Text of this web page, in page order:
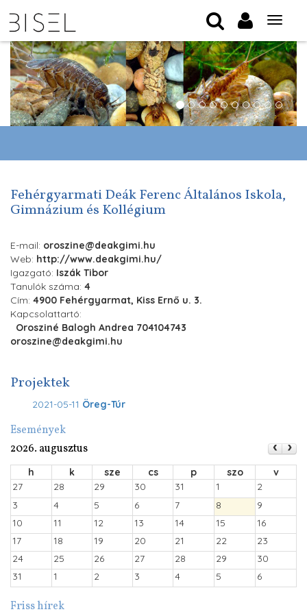
Fehérgyarmati Deák Ferenc Általános Iskola,
Gimnázium és Kollégium
E-mail: oroszine@deakgimi.hu
Web: http://www.deakgimi.hu/
Igazgató: Iszák Tibor
Tanulók száma: 4
Cím: 4900 Fehérgyarmat, Kiss Ernő u. 3.
Kapcsolattartó:
Orosziné Balogh Andrea 704104743
oroszine@deakgimi.hu
Projektek
2021-05-11 Öreg-Túr
Események
2026. augusztus
h k sze cs p szo
v
27
28 29 30 31 1
2
3
4 5 6 7 8
9
10
11 12 13 14 15
16
17
18 19 20 21 22
23
24
25 26 27 28 29
30
31
1 2 3 4 5 6
Friss hírek